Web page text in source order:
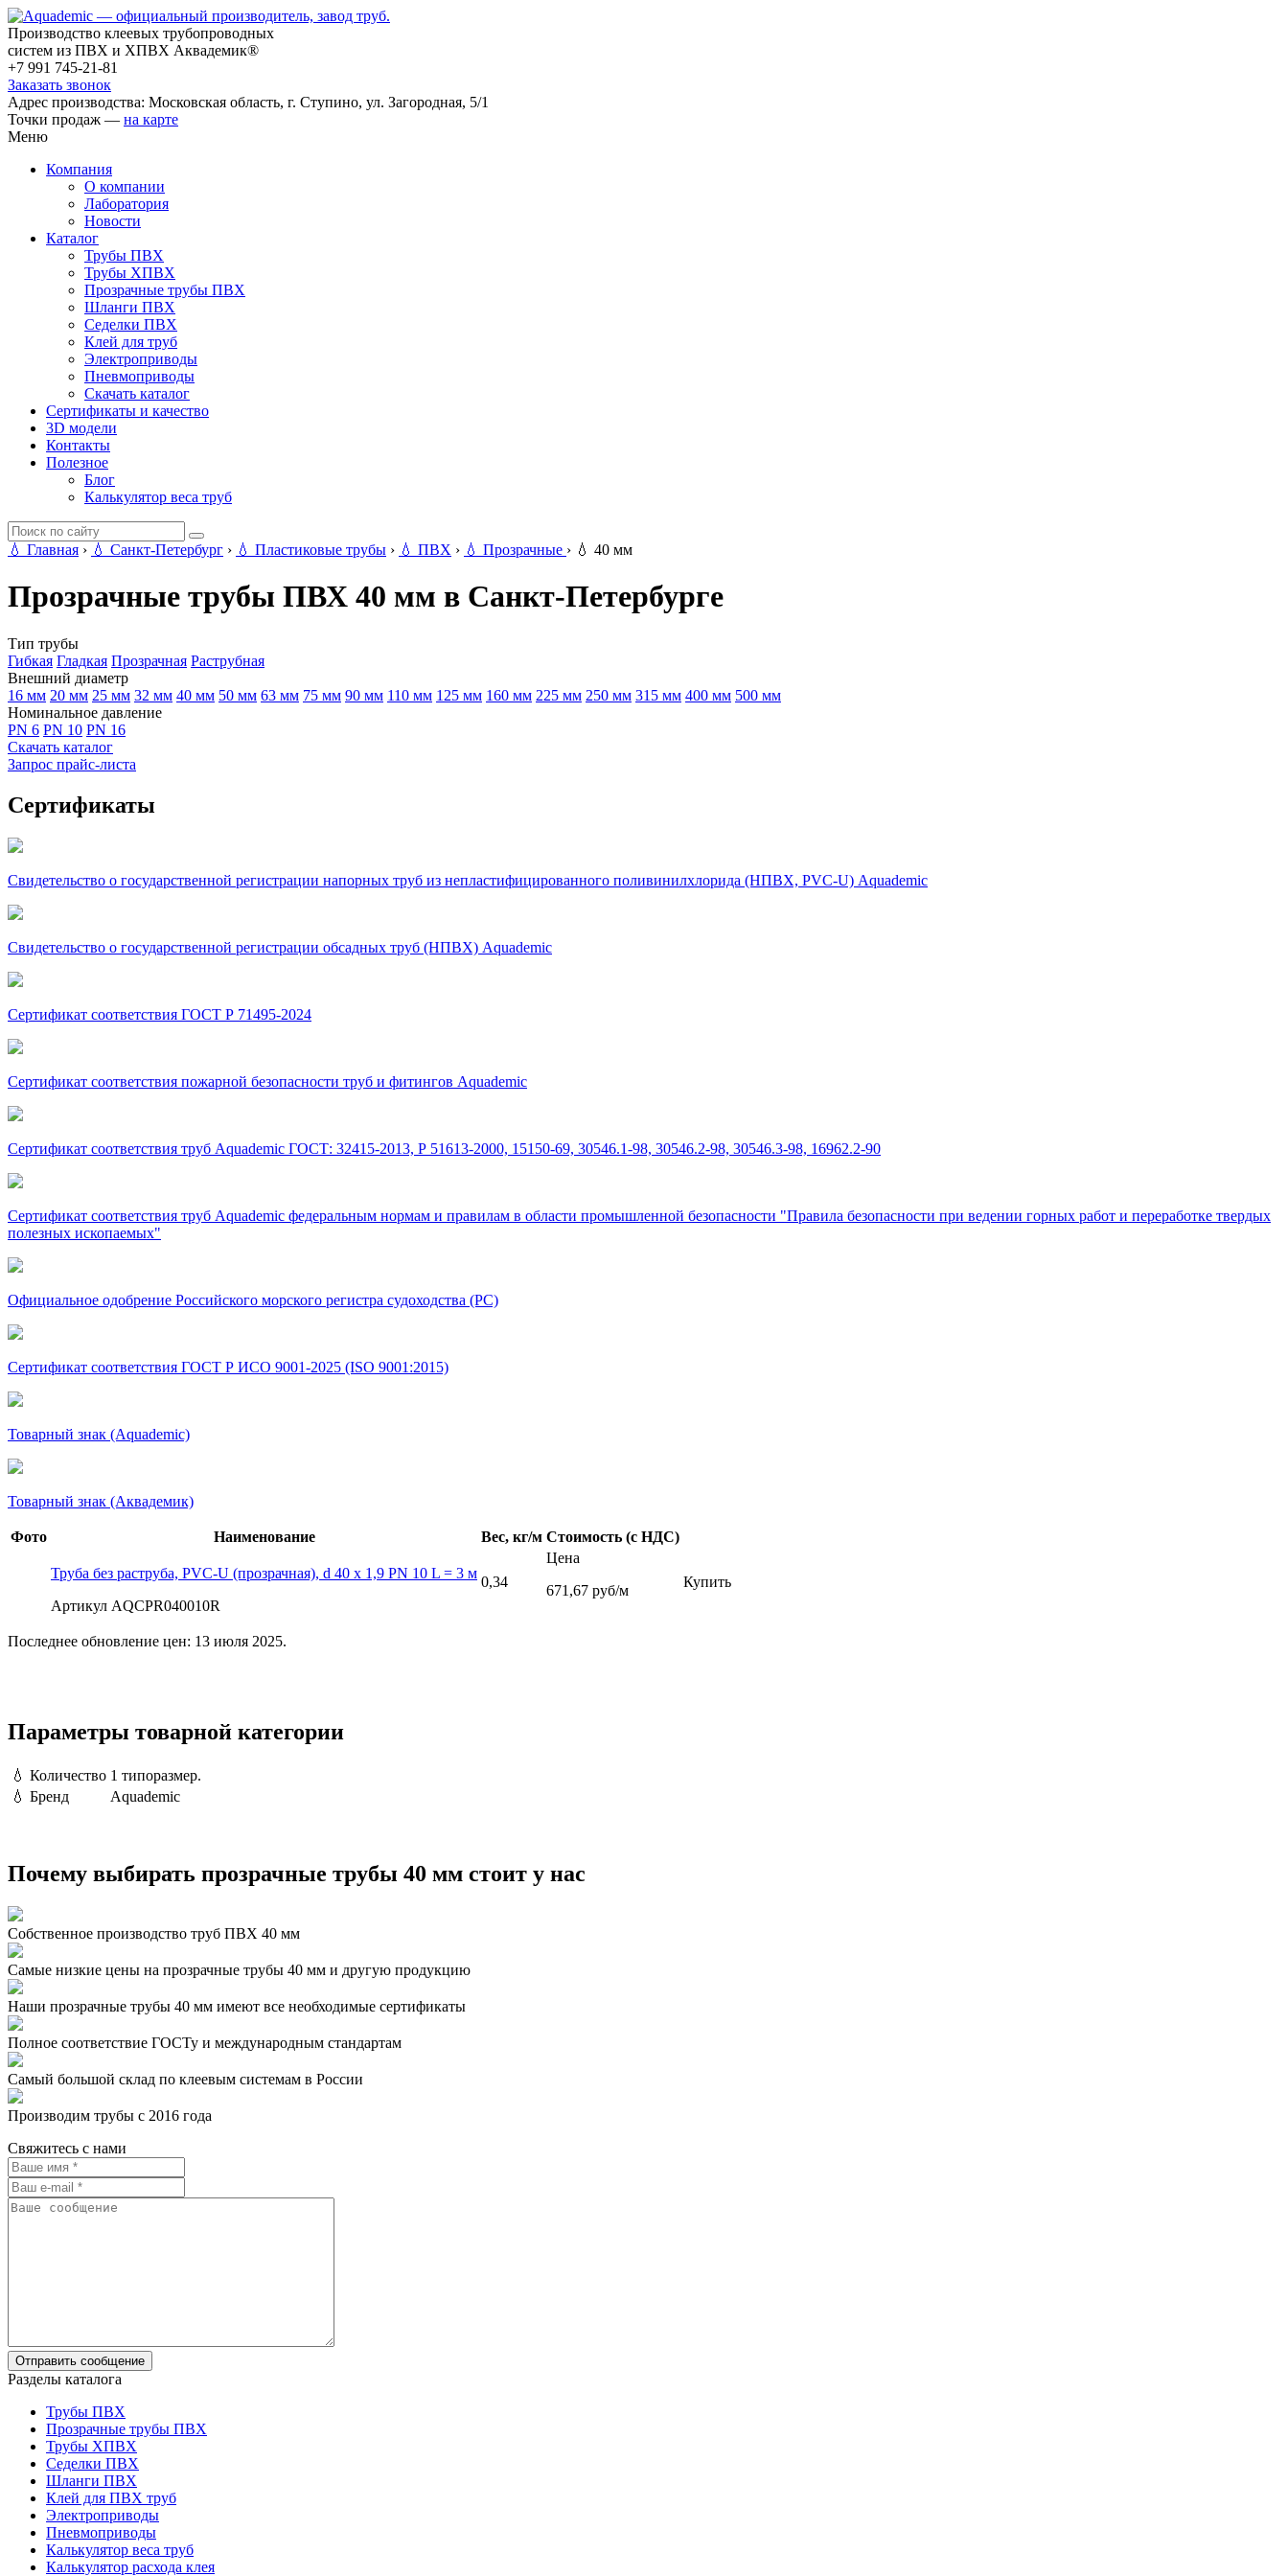
Производство клеевых трубопроводных
систем из ПВХ и ХПВХ Аквадемик®
+7 991 745-21-81
Заказать звонок
Адрес производства: Московская область, г. Ступино, ул. Загородная, 5/1
Точки продаж — на карте
Меню
Компания
О компании
Лаборатория
Новости
Каталог
Трубы ПВХ
Трубы ХПВХ
Прозрачные трубы ПВХ
Шланги ПВХ
Седелки ПВХ
Клей для труб
Электроприводы
Пневмоприводы
Скачать каталог
Сертификаты и качество
3D модели
Контакты
Полезное
Блог
Калькулятор веса труб
💧 Главная › 💧 Санкт-Петербург › 💧 Пластиковые трубы › 💧 ПВХ › 💧 Прозрачные › 💧 40 мм
Прозрачные трубы ПВХ 40 мм в Санкт-Петербурге
Тип трубы
Гибкая Гладкая Прозрачная Раструбная
Внешний диаметр
16 мм 20 мм 25 мм 32 мм 40 мм 50 мм 63 мм 75 мм 90 мм 110 мм 125 мм 160 мм 225 мм 250 мм 315 мм 400 мм 500 мм
Номинальное давление
PN 6 PN 10 PN 16
Скачать каталог
Запрос прайс-листа
Сертификаты
Свидетельство о государственной регистрации напорных труб из непластифицированного поливинилхлорида (НПВХ, PVC-U) Aquademic
Свидетельство о государственной регистрации обсадных труб (НПВХ) Aquademic
Сертификат соответствия ГОСТ Р 71495-2024
Сертификат соответствия пожарной безопасности труб и фитингов Aquademic
Сертификат соответствия труб Aquademic ГОСТ: 32415-2013, Р 51613-2000, 15150-69, 30546.1-98, 30546.2-98, 30546.3-98, 16962.2-90
Сертификат соответствия труб Aquademic федеральным нормам и правилам в области промышленной безопасности "Правила безопасности при ведении горных работ и переработке твердых
полезных ископаемых"
Официальное одобрение Российского морского регистра судоходства (РС)
Сертификат соответствия ГОСТ Р ИСО 9001-2025 (ISO 9001:2015)
Товарный знак (Aquademic)
Товарный знак (Аквадемик)
Фото Наименование Вес, кг/м Стоимость (с НДС)
Труба без раструба, PVC-U (прозрачная), d 40 х 1,9 PN 10 L = 3 м
Артикул AQCPR040010R
0,34
Цена
671,67 руб/м
Купить
Последнее обновление цен: 13 июля 2025.
Параметры товарной категории
💧 Количество 1 типоразмер.
💧 Бренд Aquademic
Почему выбирать прозрачные трубы 40 мм стоит у нас
Собственное производство труб ПВХ 40 мм
Самые низкие цены на прозрачные трубы 40 мм и другую продукцию
Наши прозрачные трубы 40 мм имеют все необходимые сертификаты
Полное соответствие ГОСТу и международным стандартам
Самый большой склад по клеевым системам в России
Производим трубы с 2016 года
Свяжитесь с нами
Разделы каталога
Трубы ПВХ
Прозрачные трубы ПВХ
Трубы ХПВХ
Седелки ПВХ
Шланги ПВХ
Клей для ПВХ труб
Электроприводы
Пневмоприводы
Калькулятор веса труб
Калькулятор расхода клея